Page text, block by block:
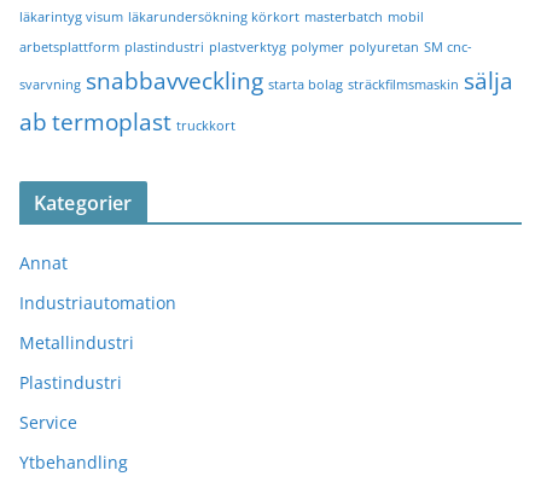
läkarintyg visum läkarundersökning körkort masterbatch mobil
arbetsplattform plastindustri plastverktyg polymer polyuretan SM cnc-
svarvning snabbavveckling starta bolag sträckfilmsmaskin sälja
abtermoplast truckkort
Kategorier
Annat
Industriautomation
Metallindustri
Plastindustri
Service
Ytbehandling